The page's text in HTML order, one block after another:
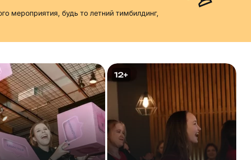
мероприятия, будь то летний тимбилдинг,
12+